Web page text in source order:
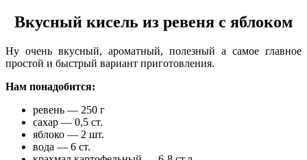
Вкусный кисель из ревеня с яблоком
Ну очень вкусный, ароматный, полезный а самое главное
простой и быстрый вариант приготовления.
Нам понадобится:
ревень — 250 г
сахар — 0,5 ст.
яблоко — 2 шт.
вода — 6 ст.